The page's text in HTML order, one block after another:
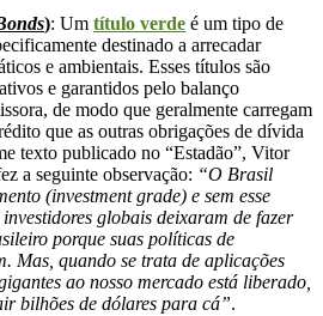
): Um título verde é um tipo de
destinado a arrecadar
e ambientais. Esses títulos são
e garantidos pelo balanço
de modo que geralmente carregam
que as outras obrigações de dívida
texto publicado no “Estadão”, Vitor
a seguinte observação: “O Brasil
(investment grade) e sem esse
globais deixaram de fazer
porque suas políticas de
Mas, quando se trata de aplicações
ao nosso mercado está liberado,
bilhões de dólares para cá”.